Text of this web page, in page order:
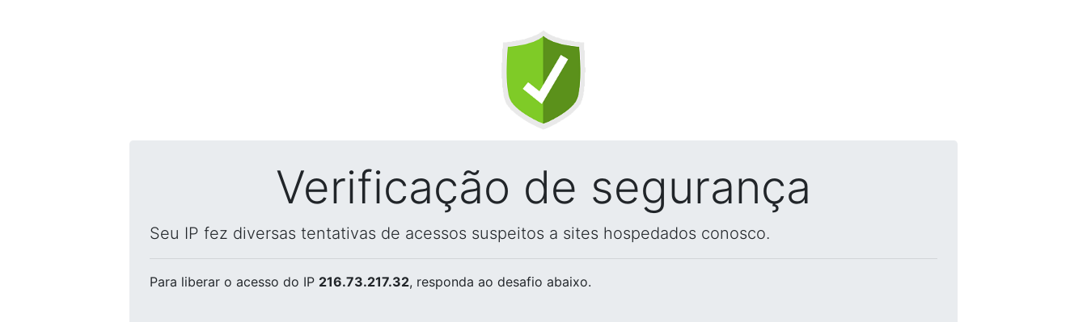
Verificação de segurança
Seu IP fez diversas tentativas de acessos suspeitos a sites hospedados conosco.
Para liberar o acesso do IP 216.73.217.32, responda ao desafio abaixo.